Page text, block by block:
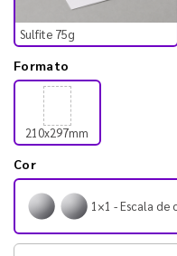
Sulfite 75g
Formato
210x297mm
Cor
1×1 - Escala de